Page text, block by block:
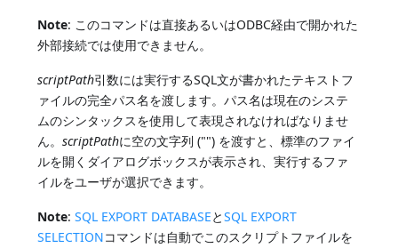
Note: このコマンドは直接あるいはODBC経由で開かれた
外部接続では使用できません。
scriptPath引数には実行するSQL文が書かれたテキストフ
ァイルの完全パス名を渡します。パス名は現在のシステ
ムのシンタックスを使用して表現されなければなりませ
ん。scriptPathに空の文字列 ("") を渡すと、標準のファイ
ルを開くダイアログボックスが表示され、実行するファ
イルをユーザが選択できます。
Note:SQL EXPORT DATABASEとSQL EXPORT
SELECTIONコマンドは自動でこのスクリプトファイルを